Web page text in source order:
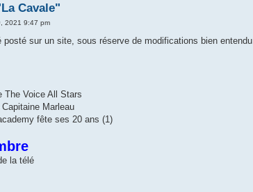
Cavale"
2021 9:47 pm
posté sur un site, sous réserve de modifications bien entendu
The Voice All Stars
Marleau
fête ses 20 ans (1)
la télé